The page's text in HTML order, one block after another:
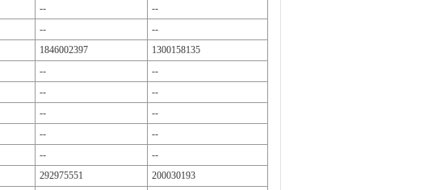
--
--
--
--
1846002397
1300158135
--
--
--
--
--
--
--
--
--
--
292975551
200030193